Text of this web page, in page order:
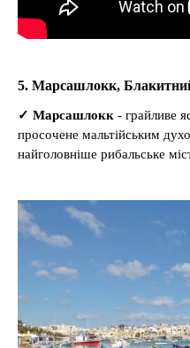
5. Марсашлокк,
✓ Марсашлокк - грайливе
просочене мальтійським
найголовніше рибальське